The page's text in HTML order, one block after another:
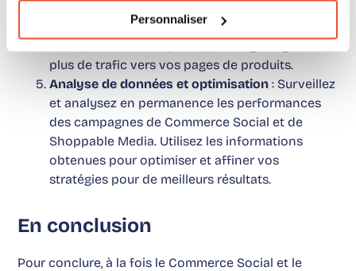
Personnaliser
promouvoir vos campagnes de Commerce
plus de trafic vers vos pages de produits.
Analyse de données et optimisation : Surveillez
et analysez en permanence les performances
des campagnes de Commerce Social et de
Shoppable Media. Utilisez les informations
obtenues pour optimiser et affiner vos
stratégies pour de meilleurs résultats.
En conclusion
Pour conclure, à la fois le Commerce Social et le